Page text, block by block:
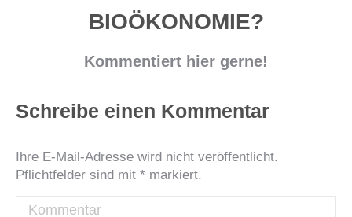
BIOÖKONOMIE?
Kommentiert hier gerne!
Schreibe einen Kommentar
Ihre E-Mail-Adresse wird nicht veröffentlicht.
Pflichtfelder sind mit * markiert.
Kommentar